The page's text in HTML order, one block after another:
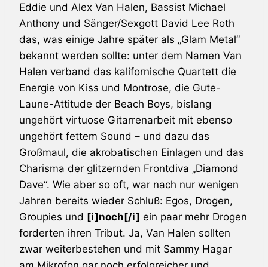
Eddie und Alex Van Halen, Bassist Michael
Anthony und Sänger/Sexgott David Lee Roth
das, was einige Jahre später als „Glam Metal“
bekannt werden sollte: unter dem Namen Van
Halen verband das kalifornische Quartett die
Energie von Kiss und Montrose, die Gute-
Laune-Attitude der Beach Boys, bislang
ungehört virtuose Gitarrenarbeit mit ebenso
ungehört fettem Sound – und dazu das
Großmaul, die akrobatischen Einlagen und das
Charisma der glitzernden Frontdiva „Diamond
Dave“. Wie aber so oft, war nach nur wenigen
Jahren bereits wieder Schluß: Egos, Drogen,
Groupies und [i]noch[/i] ein paar mehr Drogen
forderten ihren Tribut. Ja, Van Halen sollten
zwar weiterbestehen und mit Sammy Hagar